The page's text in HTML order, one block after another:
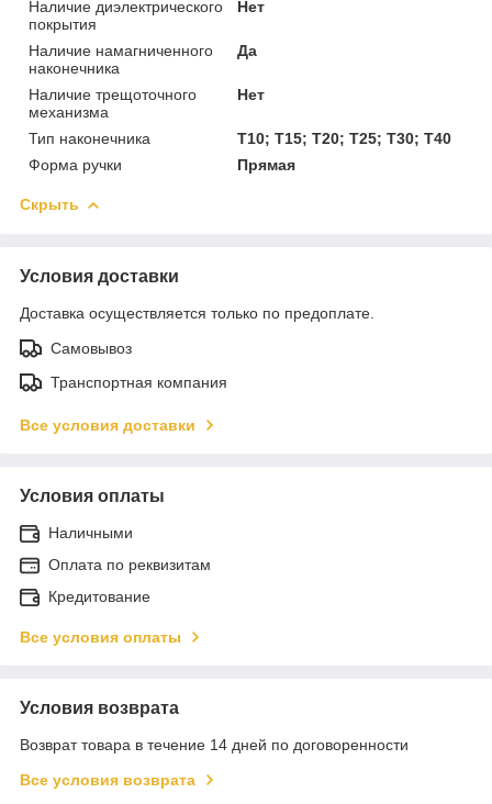
Наличие диэлектрического
покрытия
Нет
Наличие намагниченного
наконечника
Да
Наличие трещоточного
механизма
Нет
Тип наконечника
T10; T15; T20; T25; T30; T40
Форма ручки
Прямая
Скрыть
Условия доставки
Доставка осуществляется только по предоплате.
Самовывоз
Транспортная компания
Все условия доставки
Условия оплаты
Наличными
Оплата по реквизитам
Кредитование
Все условия оплаты
Условия возврата
Возврат товара в течение 14 дней по договоренности
Все условия возврата